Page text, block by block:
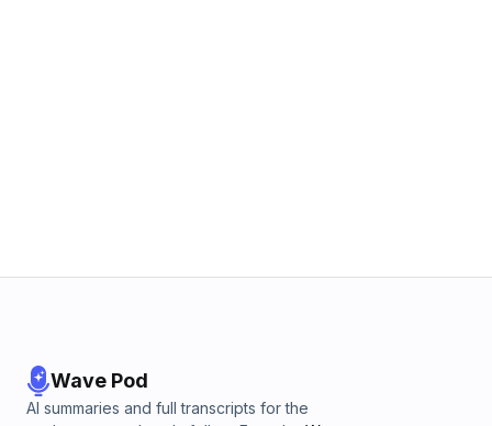
Wave Pod
AI summaries and full transcripts for the